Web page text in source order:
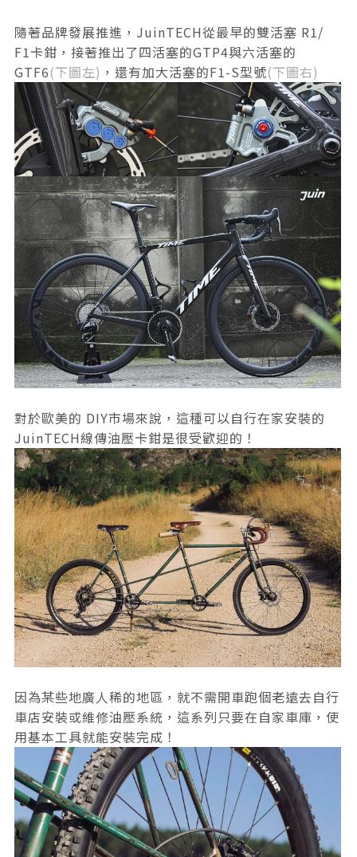
隨著品牌發展推進，JuinTECH從最早的雙活塞 R1/
F1卡鉗，接著推出了四活塞的GTP4與六活塞的
GTF6(下圖左) ，還有加大活塞的F1-S型號(下圖右)
對於歐美的 DIY市場來說，這種可以自行在家安裝的
JuinTECH線傳油壓卡鉗是很受歡迎的！
因為某些地廣人稀的地區，就不需開車跑個老遠去自行
車店安裝或維修油壓系統，這系列只要在自家車庫，使
用基本工具就能安裝完成！